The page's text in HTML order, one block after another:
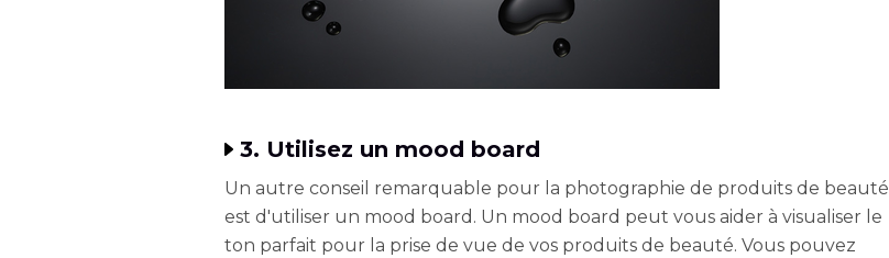
3. Utilisez un mood board
Un autre conseil remarquable pour la photographie de produits de beauté
est d'utiliser un mood board. Un mood board peut vous aider à visualiser le
ton parfait pour la prise de vue de vos produits de beauté. Vous pouvez